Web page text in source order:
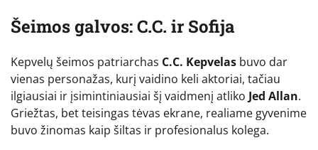
Šeimos galvos: C.C. ir Sofija
Kepvelų šeimos patriarchas C.C. Kepvelas buvo dar
vienas personažas, kurį vaidino keli aktoriai, tačiau
ilgiausiai ir įsimintiniausiai šį vaidmenį atliko Jed Allan.
Griežtas, bet teisingas tėvas ekrane, realiame gyvenime
buvo žinomas kaip šiltas ir profesionalus kolega.